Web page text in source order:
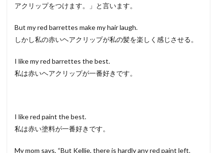
アクリップをつけます。」と言います。
But my red barrettes make my hair laugh.
しかし私の赤いヘアクリップが私の髪を楽しく感じさせる。
I like my red barrettes the best.
私は赤いヘアクリップが一番好きです。
I like red paint the best.
私は赤い塗料が一番好きです。
My mom says, “But Kellie, there is hardly any red paint left.